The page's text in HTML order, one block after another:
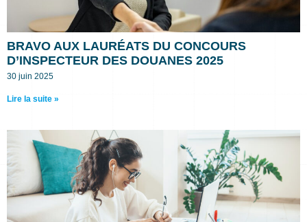
BRAVO AUX LAURÉATS DU CONCOURS
D’INSPECTEUR DES DOUANES 2025
30 juin 2025
Lire la suite »